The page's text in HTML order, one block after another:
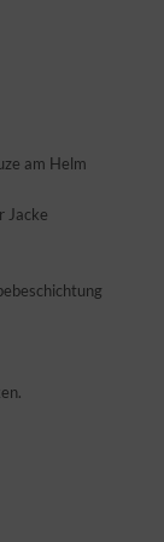
am Helm
Jacke